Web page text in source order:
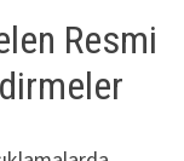
Resmi